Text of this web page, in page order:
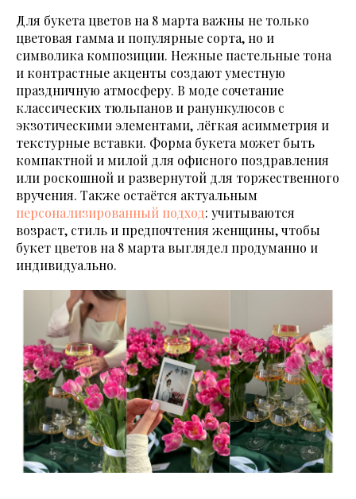
Для букета цветов на 8 марта важны не только
цветовая гамма и популярные сорта, но и
символика композиции. Нежные пастельные тона
и контрастные акценты создают уместную
праздничную атмосферу. В моде сочетание
классических тюльпанов и ранункулюсов с
экзотическими элементами, лёгкая асимметрия и
текстурные вставки. Форма букета может быть
компактной и милой для офисного поздравления
или роскошной и развернутой для торжественного
вручения. Также остаётся актуальным
персонализированный подход: учитываются
возраст, стиль и предпочтения женщины, чтобы
букет цветов на 8 марта выглядел продуманно и
индивидуально.